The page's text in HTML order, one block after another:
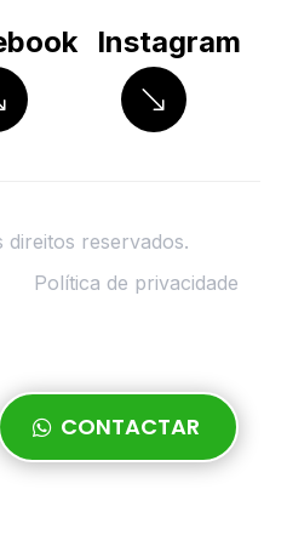
Instagram
reservados.
Política de privacidade
CONTACTAR